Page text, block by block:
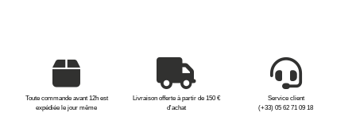
Toute commande avant 12h est
expédiée le jour même
Livraison offerte à partir de 150 €
d'achat
Service client
(+33) 05 62 71 09 18